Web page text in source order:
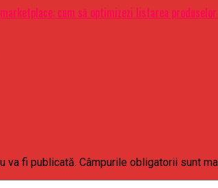
cum să optimizezi listarea
va fi publicată. Câmpurile obligatorii sunt